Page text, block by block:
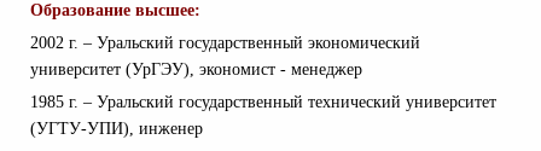
Образование высшее:
2002 г. – Уральский государственный экономический
университет (УрГЭУ), экономист - менеджер
1985 г. – Уральский государственный технический университет
(УГТУ-УПИ), инженер